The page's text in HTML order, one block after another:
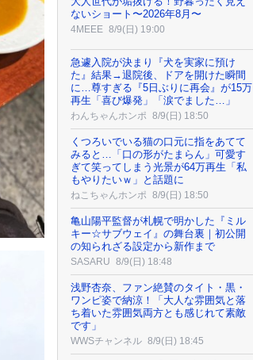
ないショート〜2026年8月〜
4MEEE 8/9(日) 19:00
急遽入院が決まり『犬を実家に預け
た』結果→退院後、ドアを開けた瞬間
に…尊すぎる『5日ぶりに再会』が15万
再生「喜び爆発」「涙でました…」
わんちゃんホンポ 8/9(日) 18:50
くつろいでいる猫の口元に指をあてて
みると…「口の形がたまらん」可愛す
ぎて笑ってしまう光景が64万再生「私
もやりたいｗ」と話題に
ねこちゃんホンポ 8/9(日) 18:50
亀山陽平監督が札幌で明かした『ミル
キー☆サブウェイ』の舞台裏｜初公開
の知られざる設定から新作まで
SASARU 8/9(日) 18:48
浅野杏奈、ファン絶賛のタイト・黒・
ワンピ姿で納涼！「大人な雰囲気と落
ち着いた雰囲気両方とも感じれて素敵
です」
WWSチャンネル 8/9(日) 18:45